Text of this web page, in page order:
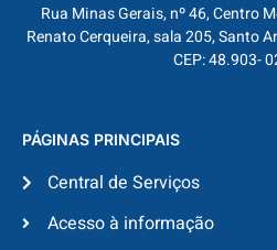
Rua Minas Gerais, nº 46, Centro
Renato Cerqueira, sala 205, Santo
CEP: 48.903-
PÁGINAS PRINCIPAIS
Central de Serviços
Acesso à informação